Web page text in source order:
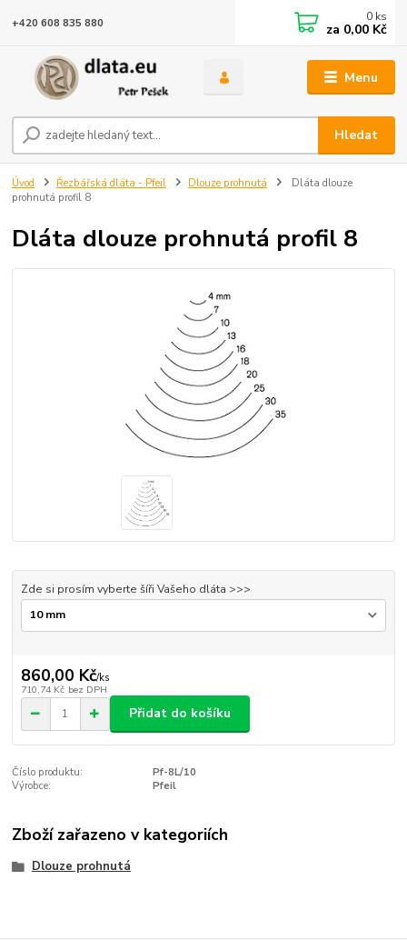
Menu
Hledat
+420 608 835 880 0 ks
za 0,00 Kč
Úvod Řezbářská dláta - Pfeil Dlouze prohnutá
Dláta dlouze
prohnutá profil 8
Dláta dlouze prohnutá profil 8
Zde si prosím vyberte šíři Vašeho dláta >>>
860,00 Kč/ks
710,74 Kč bez DPH
Přidat do košíku
Číslo produktu:
Pf-8L/10
Výrobce:
Pfeil
Zboží zařazeno v kategoriích
Dlouze prohnutá